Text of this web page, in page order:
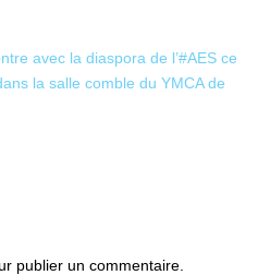
avec la diaspora de l’#AES ce
la salle comble du YMCA de
publier un commentaire.